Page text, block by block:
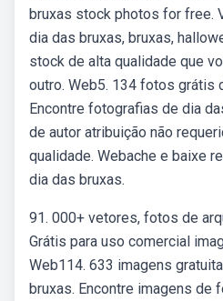
bruxas stock photos for free.
dia das bruxas, bruxas,
stock de alta qualidade que
outro. Web5. 134 fotos grátis
Encontre fotografias de dia
de autor atribuição não
qualidade. Webache e baixe
dia das bruxas.
91. 000+ vetores, fotos de
Grátis para uso comercial
Web114. 633 imagens
bruxas. Encontre imagens de